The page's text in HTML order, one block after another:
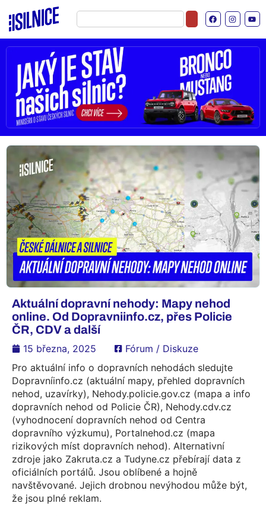
Aktuální dopravní nehody: Mapy nehod
online. Od Dopravniinfo.cz, přes Policie
ČR, CDV a další
15 března, 2025
Fórum / Diskuze
Pro aktuální info o dopravních nehodách sledujte
Dopravníinfo.cz (aktuální mapy, přehled dopravních
nehod, uzavírky), Nehody.policie.gov.cz (mapa a info
dopravních nehod od Policie ČR), Nehody.cdv.cz
(vyhodnocení dopravních nehod od Centra
dopravního výzkumu), Portalnehod.cz (mapa
rizikových míst dopravních nehod). Alternativní
zdroje jako Zakruta.cz a Tudyne.cz přebírají data z
oficiálních portálů. Jsou oblíbené a hojně
navštěvované. Jejich drobnou nevýhodou může být,
že jsou plné reklam.